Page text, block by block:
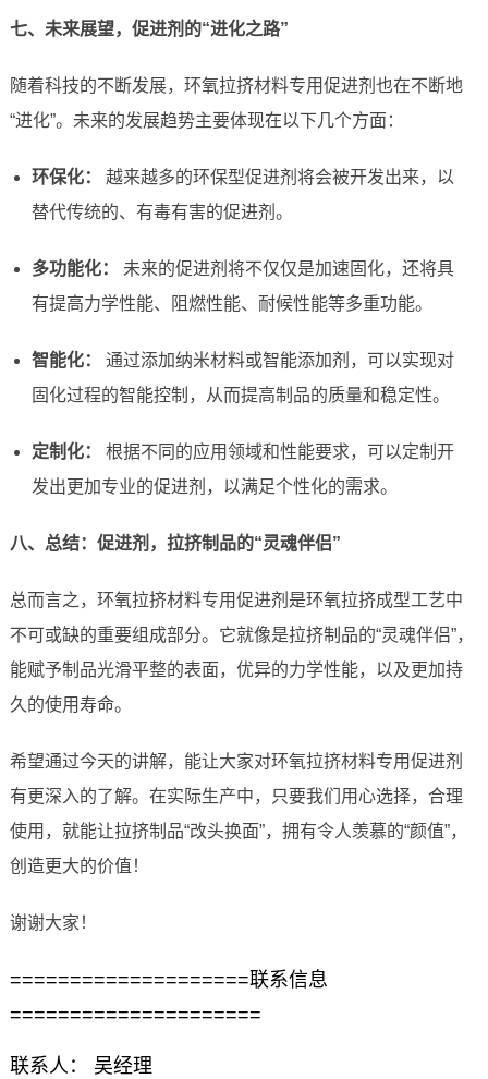
七、未来展望，促进剂的“进化之路”
随着科技的不断发展，环氧拉挤材料专用促进剂也在不断地
“进化”。未来的发展趋势主要体现在以下几个方面：
环保化：
越来越多的环保型促进剂将会被开发出来，以
替代传统的、有毒有害的促进剂。
多功能化：
未来的促进剂将不仅仅是加速固化，还将具
有提高力学性能、阻燃性能、耐候性能等多重功能。
智能化：
通过添加纳米材料或智能添加剂，可以实现对
固化过程的智能控制，从而提高制品的质量和稳定性。
定制化：
根据不同的应用领域和性能要求，可以定制开
发出更加专业的促进剂，以满足个性化的需求。
八、总结：促进剂，拉挤制品的“灵魂伴侣”
总而言之，环氧拉挤材料专用促进剂是环氧拉挤成型工艺中
不可或缺的重要组成部分。它就像是拉挤制品的“灵魂伴侣”，
能赋予制品光滑平整的表面，优异的力学性能，以及更加持
久的使用寿命。
希望通过今天的讲解，能让大家对环氧拉挤材料专用促进剂
有更深入的了解。在实际生产中，只要我们用心选择，合理
使用，就能让拉挤制品“改头换面”，拥有令人羡慕的“颜值”，
创造更大的价值！
谢谢大家！
====================联系信息
=====================
联系人： 吴经理